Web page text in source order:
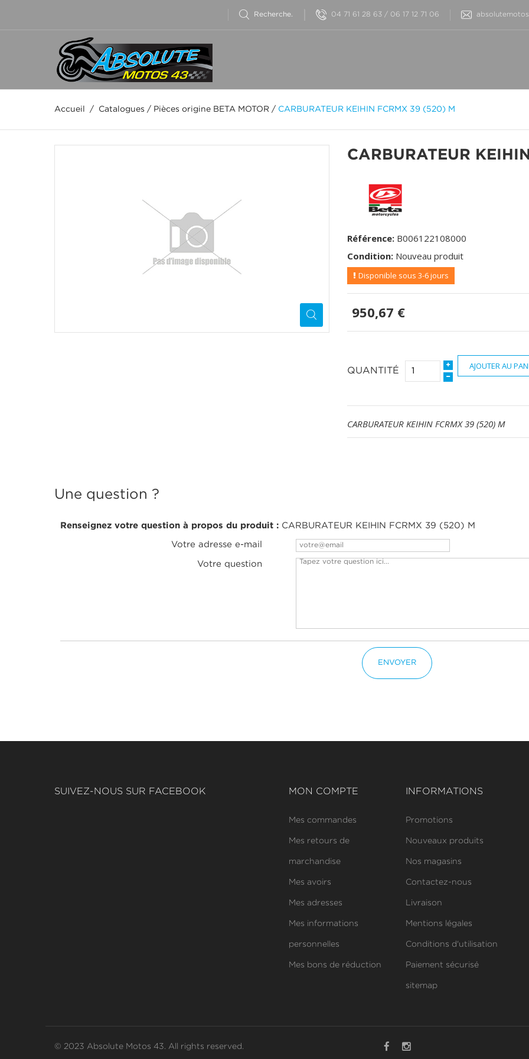
04 71 61 28 63 / 06 17 12 71 06
Accueil / Catalogues / Pièces origine BETA MOTOR / CARBURATEUR KEIHIN FCRMX 39 (520) M
CARBURATEUR
Référence: B006122108000
Condition: Nouveau produit
Disponible sous 3-6 jours
950,67 €
QUANTITÉ
AJOUTER AU
CARBURATEUR KEIHIN FCRMX 39 (520) M
Une question ?
Renseignez votre question à propos du produit : CARBURATEUR KEIHIN FCRMX 39 (520) M
Votre adresse e-mail
Votre question
ENVOYER
SUIVEZ-NOUS SUR FACEBOOK MON COMPTE
Mes commandes
Mes retours de
marchandise
Mes avoirs
Mes adresses
Mes informations
personnelles
Mes bons de réduction
INFORMATIONS
Promotions
Nouveaux produits
Nos magasins
Contactez-nous
Livraison
Mentions légales
Conditions d'utilisation
Paiement sécurisé
sitemap
© 2023 Absolute Motos 43. All rights reserved.